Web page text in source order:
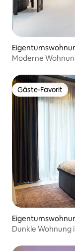
Moderne
Gäste-Favorit
Gäste-Favorit
Dunkle Wohnung